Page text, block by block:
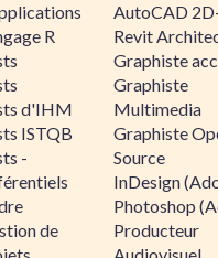
R
d'IHM
ISTQB
-
de
AutoCAD
Revit
Graphiste
Graphiste
Multimedia
Graphiste
Source
InDesign
Photoshop
Producteur